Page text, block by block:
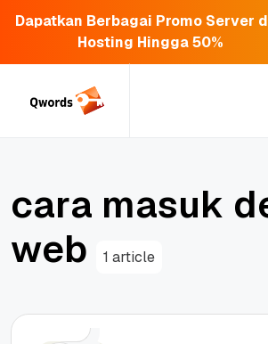
Dapatkan Berbagai Promo Server
Hosting Hingga 50%
cara masuk d
web 1 article